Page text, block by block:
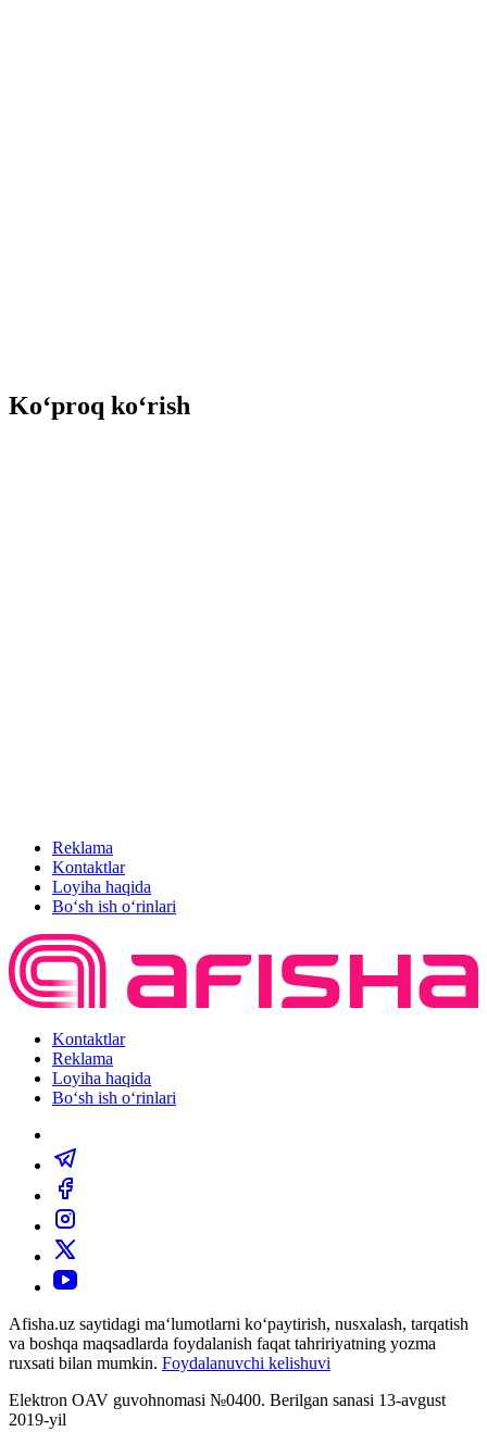
Ko‘proq ko‘rish
Reklama
Kontaktlar
Loyiha haqida
Bo‘sh ish o‘rinlari
Kontaktlar
Reklama
Loyiha haqida
Bo‘sh ish o‘rinlari
Afisha.uz saytidagi ma‘lumotlarni ko‘paytirish, nusxalash, tarqatish
va boshqa maqsadlarda foydalanish faqat tahririyatning yozma
ruxsati bilan mumkin. Foydalanuvchi kelishuvi
Elektron OAV guvohnomasi №0400. Berilgan sanasi 13-avgust
2019-yil